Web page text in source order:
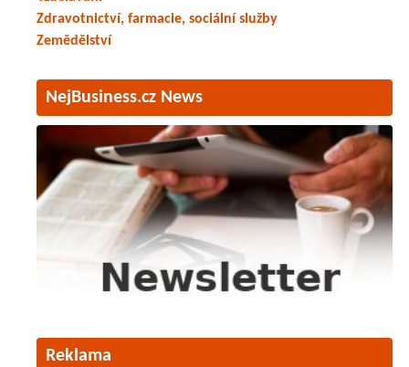
Zdravotnictví, farmacie, sociální služby
Zemědělství
NejBusiness.cz News
Reklama